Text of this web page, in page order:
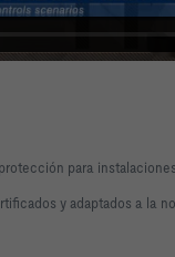
para
y adaptados a la